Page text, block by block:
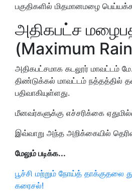
பகுதிகளில் மிதமானமழை
அதிகபட்ச
(Maximum
அதிகபட்சமாக கடலூர் மாவட்டம்
திண்டுக்கல் மாவட்டம் நத்தத்தில்
பதிவாகியுள்ளது.
மீனவர்களுக்கு எச்சரிக்கை
இவ்வாறு அந்த அறிக்கையில்
மேலும் படிக்க...
பூச்சி மற்றும் நோய்த் தாக்குதலை
கரைசல்!